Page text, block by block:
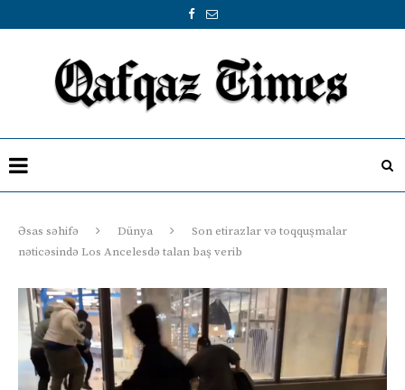
Əsas səhifə Dünya
Son etirazlar və toqquşmalar
nəticəsində Los Ancelesdə talan baş verib